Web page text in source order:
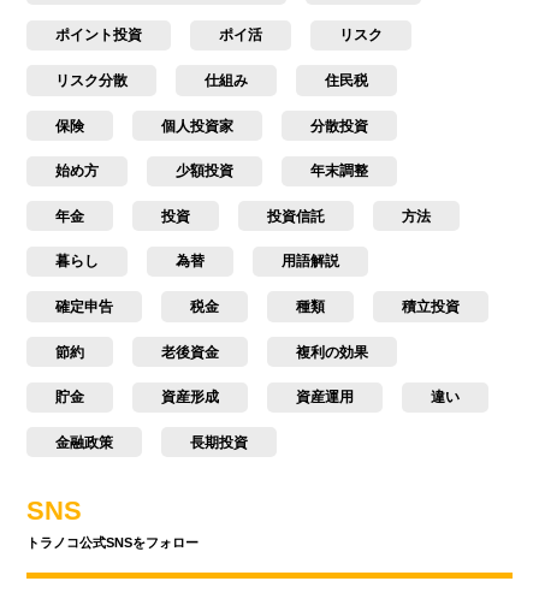
ポイント投資 ポイ活 リスク
リスク分散 仕組み 住民税
保険 個人投資家 分散投資
始め方 少額投資 年末調整
年金 投資 投資信託 方法
暮らし 為替 用語解説
確定申告 税金 種類 積立投資
節約 老後資金 複利の効果
貯金 資産形成 資産運用 違い
金融政策 長期投資
SNS
トラノコ公式SNSをフォロー